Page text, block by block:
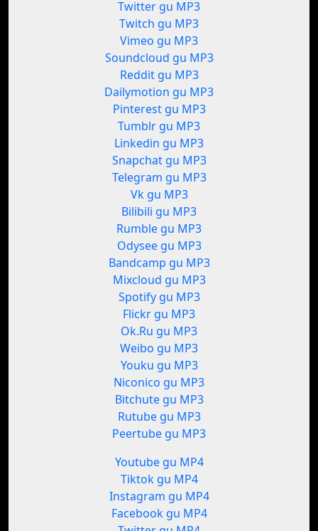
Twitter gu MP3
Twitch gu MP3
Vimeo gu MP3
Soundcloud gu MP3
Reddit gu MP3
Dailymotion gu MP3
Pinterest gu MP3
Tumblr gu MP3
Linkedin gu MP3
Snapchat gu MP3
Telegram gu MP3
Vk gu MP3
Bilibili gu MP3
Rumble gu MP3
Odysee gu MP3
Bandcamp gu MP3
Mixcloud gu MP3
Spotify gu MP3
Flickr gu MP3
Ok.Ru gu MP3
Weibo gu MP3
Youku gu MP3
Niconico gu MP3
Bitchute gu MP3
Rutube gu MP3
Peertube gu MP3
Youtube gu MP4
Tiktok gu MP4
Instagram gu MP4
Facebook gu MP4